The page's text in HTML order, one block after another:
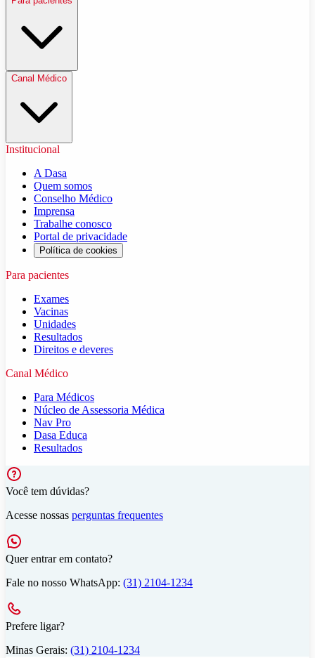
Canal Médico
Institucional
A Dasa
Quem somos
Conselho Médico
Imprensa
Trabalhe conosco
Portal de privacidade
Política de cookies
Para pacientes
Exames
Vacinas
Unidades
Resultados
Direitos e deveres
Canal Médico
Para Médicos
Núcleo de Assessoria Médica
Nav Pro
Dasa Educa
Resultados
Você tem dúvidas?
Acesse nossas perguntas frequentes
Quer entrar em contato?
Fale no nosso WhatsApp: (31) 2104-1234
Prefere ligar?
Minas Gerais: (31) 2104-1234